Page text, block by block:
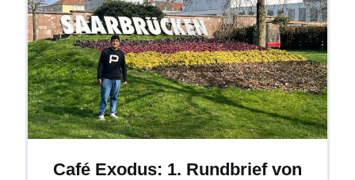
Café Exodus: 1. Rundbrief von